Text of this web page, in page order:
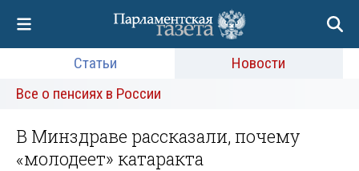
Статьи
Новости
Все о пенсиях в России
В Минздраве рассказали, почему
«молодеет» катаракта